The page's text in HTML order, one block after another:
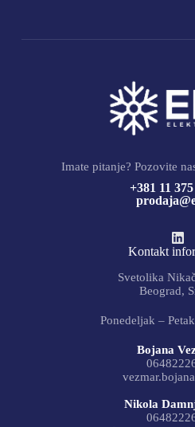
Imate pitanje? Pozovite
+381 11
Kontakt
Svetolika
Beograd,
Ponedeljak –
Bojana
Nikola